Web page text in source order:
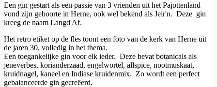
Een gin gestart als een passie van 3 vrienden uit het Pajottenland
vond zijn geboorte in Herne, ook wel bekend als Jeir'n. Deze gin
kreeg de naam Langd'Af.
Het retro etiket op de fles toont een foto van de kerk van Herne uit
de jaren 30, volledig in het thema.
Een toegankelijke gin voor elk ieder. Deze bevat botanicals als
jeneverbes, korianderzaad, engelwortel, allspice, nootmuskaat,
kruidnagel, kaneel en Indiase kruidenmix. Zo wordt een perfect
gebalanceerde gin gecreëerd.